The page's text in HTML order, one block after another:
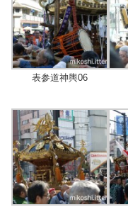
表参道神輿06